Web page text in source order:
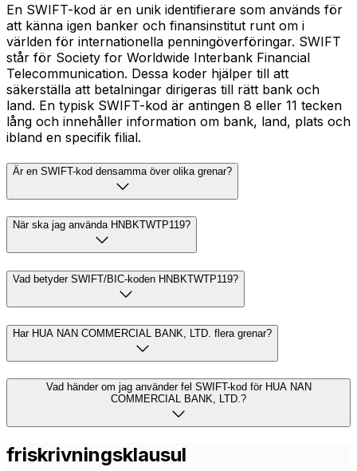
En SWIFT-kod är en unik identifierare som används för
att känna igen banker och finansinstitut runt om i
världen för internationella penningöverföringar. SWIFT
står för Society for Worldwide Interbank Financial
Telecommunication. Dessa koder hjälper till att
säkerställa att betalningar dirigeras till rätt bank och
land. En typisk SWIFT-kod är antingen 8 eller 11 tecken
lång och innehåller information om bank, land, plats och
ibland en specifik filial.
Är en SWIFT-kod densamma över olika grenar?
När ska jag använda HNBKTWTP119?
Vad betyder SWIFT/BIC-koden HNBKTWTP119?
Har HUA NAN COMMERCIAL BANK, LTD. flera grenar?
Vad händer om jag använder fel SWIFT-kod för HUA NAN
COMMERCIAL BANK, LTD.?
friskrivningsklausul